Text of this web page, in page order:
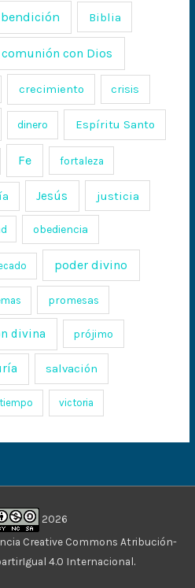
bendición Biblia
comunión con Dios
crecimiento crisis
dinero Espíritu Santo
Fe fortaleza
Jesús justicia
obediencia
poder divino
promesas
divina prójimo
salvación
tiempo victoria
2026
Creative Commons Atribución-
4.0 Internacional.